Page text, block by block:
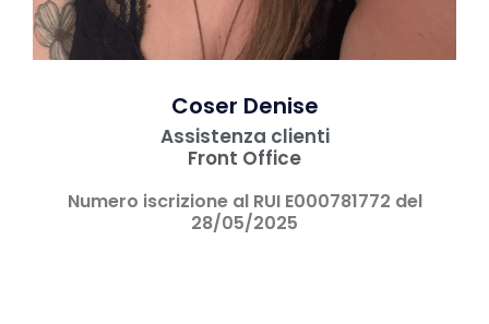
Coser Denise
Assistenza clienti
Front Office
Numero iscrizione al RUI E000781772 del
28/05/2025